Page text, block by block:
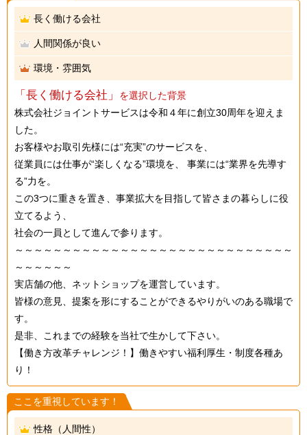
長く働ける会社
人間関係が良い
環境・雰囲気
「長く働ける会社」
を選択した背景
株式会社ジョイントサービスは令和４年に創立30周年を迎えま
した。
お客様やお取引先様には“充実”のサービスを、
従業員には仕事が“楽しくなる”環境を、 事業には“業界を先導す
る”力を。
この3つに重きを置き、事業拡大を目指して皆さまの暮らしに役
立てるよう、
社会の一員として進んで参ります。
～～～～～～～～～～～～～～～～～～～～～～～～～～～～～
～～～～～～
実店舗の他、ネットショップを運営しています。
皆様の意見、提案を形にすることができるやりがいのある職場で
す。
是非、これまでの経験を当社で生かして下さい。
【働き方改革チャレンジ！】働きやすい福利厚生・制度各種あ
り！
ここを重視しています！
性格（人間性）